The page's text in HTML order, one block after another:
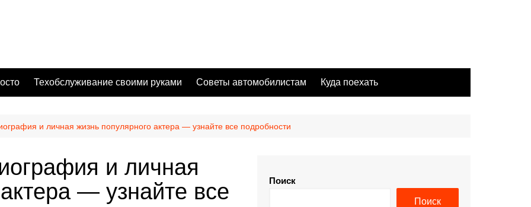
Техобслуживание своими руками Советы автомобилистам Куда поехать
и личная жизнь популярного актера — узнайте все подробности
и личная
— узнайте все
Поиск
Поиск